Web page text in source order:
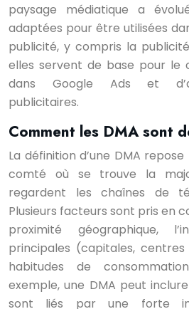
paysage médiatique a
adaptées pour être utilisées
publicité, y compris la publicité
elles servent de base pour le
dans Google Ads et
publicitaires.
Comment les DMA sont
La définition d’une DMA
comté où se trouve la
regardent les chaînes de
Plusieurs facteurs sont pris en
proximité géographique,
principales (capitales,
habitudes de
exemple, une DMA peut
sont liés par une forte